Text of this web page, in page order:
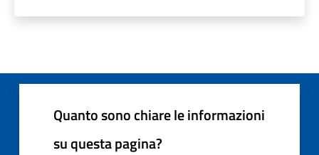
Quanto sono chiare le informazioni
su questa pagina?